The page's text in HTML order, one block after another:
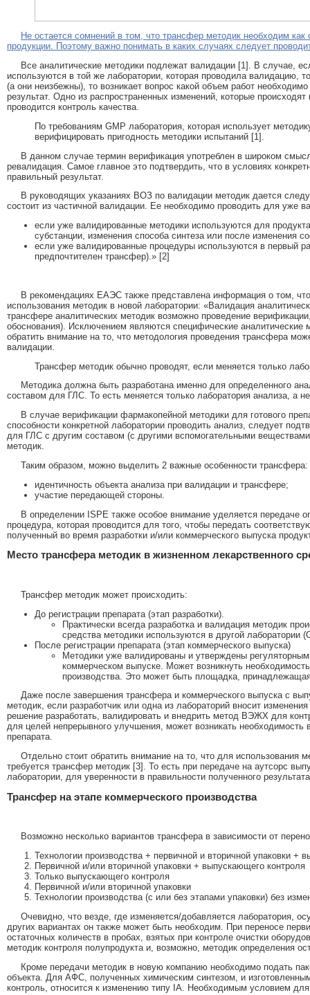
Не остается сомнений в том, что трансфер методик необходим
продукции. Поэтому важно понимать в каких случаях следует
Все аналитические методики подлежат валидации [1]. В случае,
используются в той же лаборатории, которая проводила валидацию,
(а они неизбежны), то возникает вопрос какой объем работ
результат. Одно из распространенных изменений, которые
проводится контроль качества.
По требованиям GMP лаборатория, которая использует
верифицировать пригодность методики испытаний [1].
В данном случае термин верификация употреблен в широком
ревалидация. Самое главное это подтвердить, что в условиях
правильный результат.
В руководящих указаниях ВОЗ по валидации методик дается
состоит из частичной валидации. Ее необходимо проводить для уже
если уже валидированные методики используются для
субстанции, изменения способа синтеза или после изменения
если уже валидированные процедуры используются в первый
предпочтителен трансфер).» [2]
В рекомендациях ЕАЭС также представлена информация о том,
использования методик в новой лаборатории: «Валидация
трансфере аналитических методик возможно проведение
обоснования). Исключением являются специфические
обратить внимание на то, что методология проведения трансфера
валидации.
Трансфер методик обычно проводят, если меняется только
Методика должна быть разработана именно для определенного
составом для ГЛС. То есть меняется только лаборатория анализа, а
В случае верификации фармакопейной методики для готового
способности конкретной лаборатории проводить анализ, следует
для ГЛС с другим составом (с другими вспомогательными
методик.
Таким образом, можно выделить 2 важные особенности трансфера:
идентичность объекта анализа при валидации и трансфере;
участие передающей стороны.
В определении ISPE также особое внимание уделяется передаче
процедура, которая проводится для того, чтобы передать
полученный во время разработки и/или коммерческого выпуска
Место трансфера методик в жизненном лекарственного
Трансфер методик может происходить:
До регистрации препарата (этап разработки).
Практически всегда разработка и валидация методик
средства методики используются в другой лаборатории
После регистрации препарата (этап коммерческого выпуска)
Методики уже валидированы и утверждены
коммерческом выпуске. Может возникнуть
производства. Это может быть площадка,
Даже после завершения трансфера и коммерческого выпуска с
методик, если разработчик или одна из лабораторий вносит
решение разработать, валидировать и внедрить метод ВЭЖХ для
для целей непрерывного улучшения, может возникать
препарата.
Отдельно стоит обратить внимание на то, что для использования
требуется трансфер методик [3]. То есть при передаче на аутсорс
лаборатории, для уверенности в правильности полученного
Трансфер на этапе коммерческого производства
Возможно несколько вариантов трансфера в зависимости от
Технологии производства + первичной и вторичной упаковки +
Первичной и/или вторичной упаковки + выпускающего контроля
Только выпускающего контроля
Первичной и/или вторичной упаковки
Технологии производства (с или без этапами упаковки) без
Очевидно, что везде, где изменяется/добавляется лаборатория,
других вариантах он также может быть необходим. При переносе
остаточных количеств в пробах, взятых при контроле очистки
методик контроля полупродукта и, возможно, методик определения
Кроме передачи методик в новую компанию необходимо подать
объекта. Для АФС, полученных химическим синтезом, и
контроль, относится к изменению типу IA. Необходимым условием